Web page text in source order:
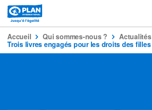
Accueil Qui sommes-nous ?
Actualités
Trois livres engagés pour les droits des filles